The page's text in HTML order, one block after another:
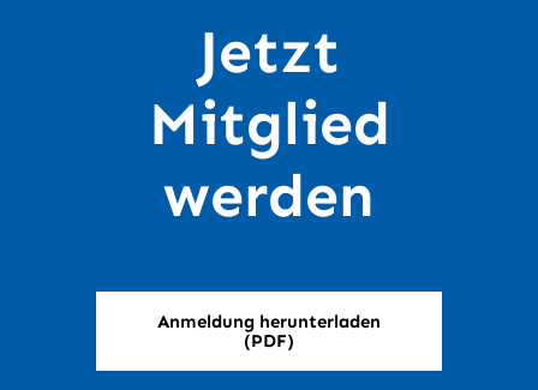
Jetzt
Mitglied
werden
Anmeldung herunterladen
(PDF)